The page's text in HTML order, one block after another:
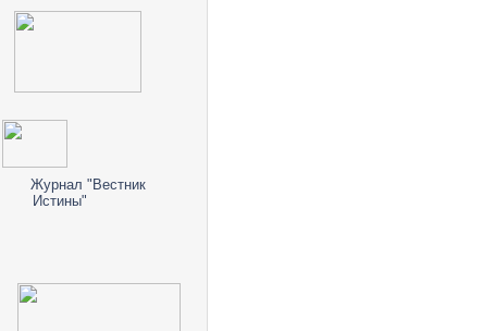
Журнал "Вестник
Истины"